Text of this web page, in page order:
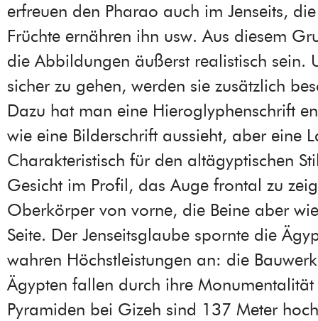
erfreuen den Pharao auch im Jenseits,
Früchte ernähren ihn usw. Aus diesem
die Abbildungen äußerst realistisch sein.
sicher zu gehen, werden sie zusätzlich
Dazu hat man eine Hieroglyphenschrift
wie eine Bilderschrift aussieht, aber eine
Charakteristisch für den altägyptischen
Gesicht im Profil, das Auge frontal zu
Oberkörper von vorne, die Beine aber
Seite. Der Jenseitsglaube spornte die
wahren Höchstleistungen an: die
Ägypten fallen durch ihre
Pyramiden bei Gizeh sind 137 Meter